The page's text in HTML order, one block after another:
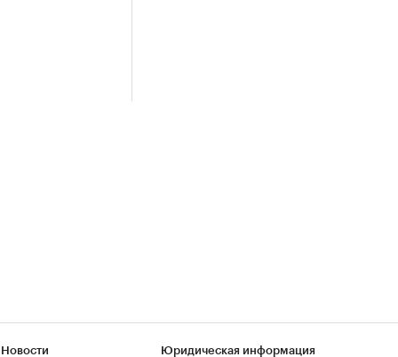
Юридическая информация